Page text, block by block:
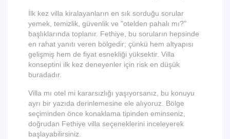
İlk kez villa kiralayanların en sık sorduğu sorular
yemek, temizlik, güvenlik ve "otelden pahalı mı?"
başlıklarında toplanır. Fethiye, bu soruların hepsinde
en rahat yanıtı veren bölgedir; çünkü hem altyapısı
gelişmiş hem de fiyat esnekliği yüksektir. Villa
konseptini ilk kez deneyenler için risk en düşük
buradadır.
Villa mı otel mi kararsızlığı yaşıyorsanız, bu konuyu
ayrı bir yazıda derinlemesine ele alıyoruz. Bölge
seçiminden önce konaklama tipinden eminseniz,
doğrudan Fethiye villa seçeneklerini inceleyerek
başlayabilirsiniz.